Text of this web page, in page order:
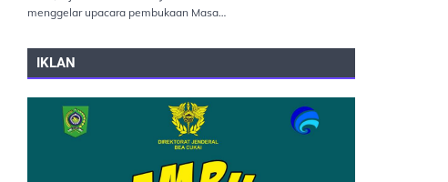
menggelar upacara pembukaan Masa…
IKLAN